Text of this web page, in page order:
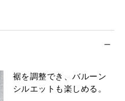
裾を調整でき、バルーン
シルエットも楽しめる。